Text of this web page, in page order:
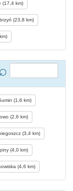
km)
(23,8 km)
(1,6 km)
(2,6 km)
(3,4 km)
(4,0 km)
(4,6 km)